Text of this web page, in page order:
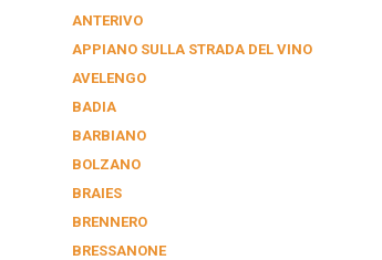
ANTERIVO
APPIANO SULLA STRADA DEL VINO
AVELENGO
BADIA
BARBIANO
BOLZANO
BRAIES
BRENNERO
BRESSANONE